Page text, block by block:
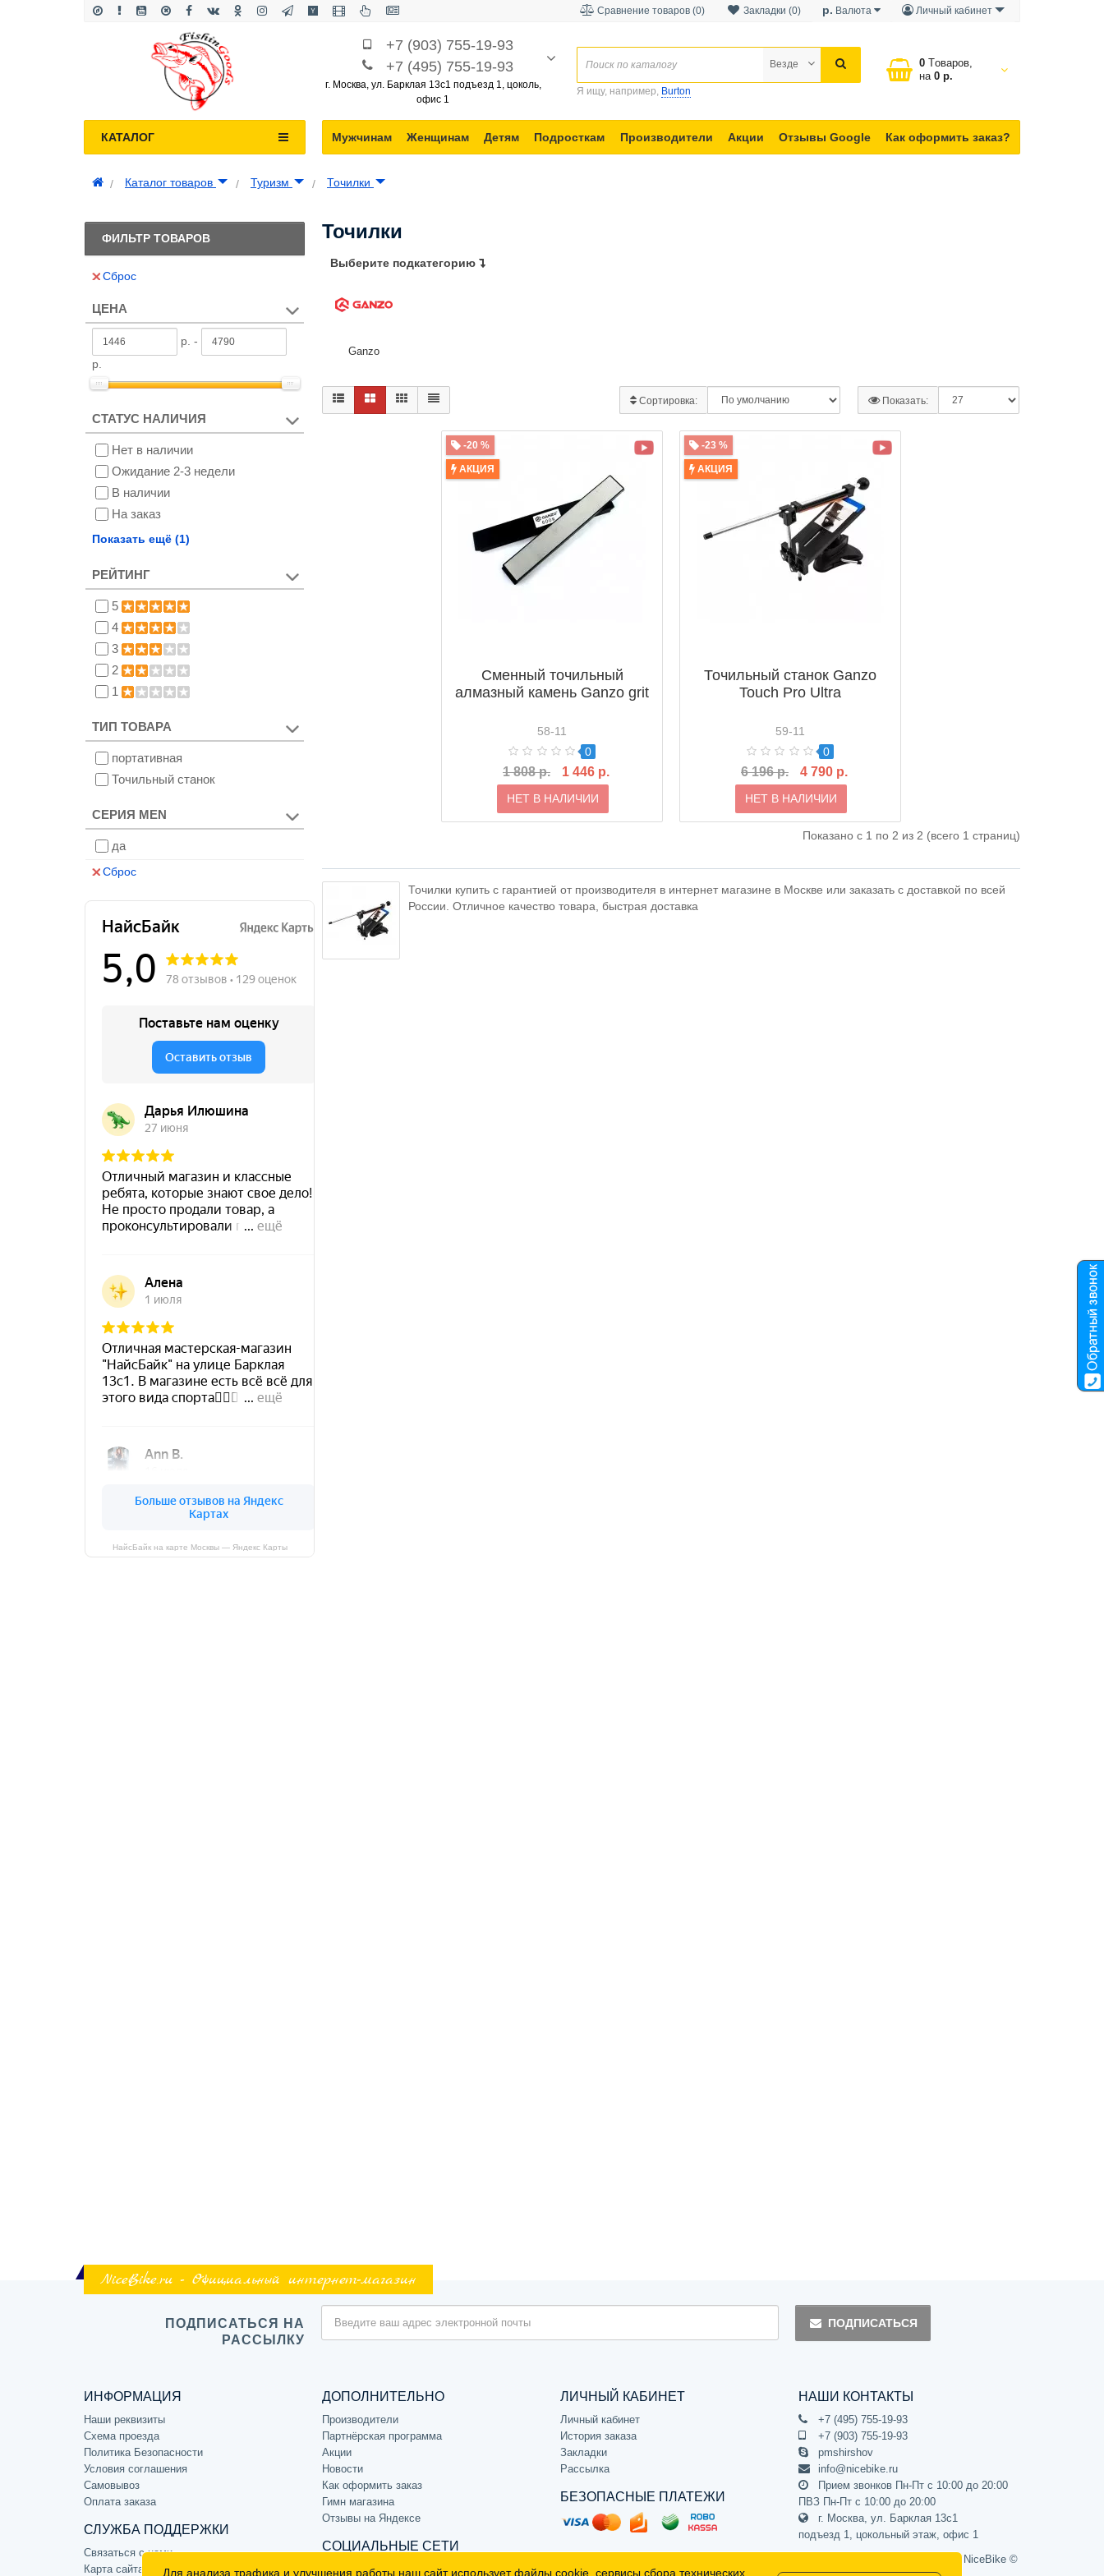
Личный кабинет
р. Валюта
Закладки (0)
Сравнение товаров (0)
+7 (903) 755-19-93
+7 (495) 755-19-93
г. Москва, ул. Барклая 13с1 подъезд 1, цоколь,
офис 1
0 Tоваров,
на
0 р.
Везде
Я ищу, например, Burton
Мужчинам Женщинам Детям Подросткам Производители Акции Отзывы Google Как оформить заказ?
КАТАЛОГ
Каталог товаров Туризм Точилки
ФИЛЬТР ТОВАРОВ
Сброс
ЦЕНА
р. -
р.
СТАТУС НАЛИЧИЯ
Нет в наличии
Ожидание 2-3 недели
В наличии
На заказ
Снят с производства
Показать ещё (1)
РЕЙТИНГ
5
4
3
2
1
ТИП ТОВАРА
портативная
Точильный станок
СЕРИЯ MEN
да
Сброс
НайсБайк на карте Москвы — Яндекс Карты
Точилки
Выберите подкатегорию
Ganzo
Сортировка: Показать:
-20 %
АКЦИЯ
Сменный точильный
алмазный камень Ganzo grit
58-11
0
1 808 р. 1 446 р.
НЕТ В НАЛИЧИИ
-23 %
АКЦИЯ
Точильный станок Ganzo
Touch Pro Ultra
59-11
0
6 196 р. 4 790 р.
НЕТ В НАЛИЧИИ
Показано с 1 по 2 из 2 (всего 1 страниц)
Точилки купить с гарантией от производителя в интернет магазине в Москве или заказать с доставкой по всей
России. Отличное качество товара, быстрая доставка
NiceBike.ru - Официальный интернет-магазин
ПОДПИСАТЬСЯ НА
РАССЫЛКУ
ПОДПИСАТЬСЯ
ИНФОРМАЦИЯ
Наши реквизиты
Схема проезда
Политика Безопасности
Условия соглашения
Самовывоз
Оплата заказа
СЛУЖБА ПОДДЕРЖКИ
Связаться с нами
Карта сайта
ДОПОЛНИТЕЛЬНО
Производители
Партнёрская программа
Акции
Новости
Как оформить заказ
Гимн магазина
Отзывы на Яндексе
СОЦИАЛЬНЫЕ СЕТИ
ЛИЧНЫЙ КАБИНЕТ
Личный кабинет
История заказа
Закладки
Рассылка
БЕЗОПАСНЫЕ ПЛАТЕЖИ
НАШИ КОНТАКТЫ
+7 (495) 755-19-93
+7 (903) 755-19-93
pmshirshov
info@nicebike.ru
Прием звонков Пн-Пт с 10:00 до 20:00
ПВЗ Пн-Пт с 10:00 до 20:00
г. Москва, ул. Барклая 13с1
подъезд 1, цокольный этаж, офис 1
Официальный интернет-магазин NiceBike ©
Для анализа трафика и улучшения работы наш сайт используетфайлы cookie , сервисы сбора технических